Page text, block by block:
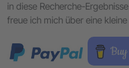
in diese Recherche-
freue ich mich über eine